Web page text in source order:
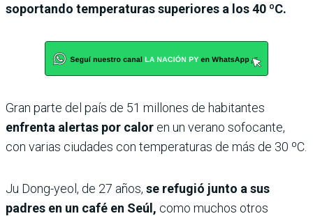
soportando temperaturas superiores a los 40 ºC.
Gran parte del país de 51 millones de habitantes
enfrenta alertas por calor en un verano sofocante,
con varias ciudades con temperaturas de más de 30 ºC.
Ju Dong-yeol, de 27 años, se refugió junto a sus
padres en un café en Seúl, como muchos otros